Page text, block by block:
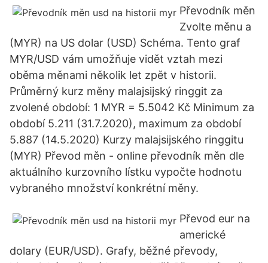
Převodník měn
Zvolte měnu a
(MYR) na US dolar (USD) Schéma. Tento graf
MYR/USD vám umožňuje vidět vztah mezi
oběma měnami několik let zpět v historii.
Průměrný kurz měny malajsijský ringgit za
zvolené období: 1 MYR = 5.5042 Kč Minimum za
období 5.211 (31.7.2020), maximum za období
5.887 (14.5.2020) Kurzy malajsijského ringgitu
(MYR) Převod měn - online převodník měn dle
aktuálního kurzovního lístku vypočte hodnotu
vybraného množství konkrétní měny.
Převod eur na
americké
dolary (EUR/USD). Grafy, běžné převody,